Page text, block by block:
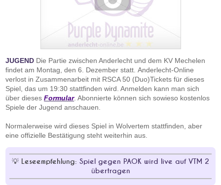
JUGEND Die Partie zwischen Anderlecht und dem KV Mechelen
findet am Montag, den 6. Dezember statt. Anderlecht-Online
verlost in Zusammenarbeit mit RSCA 50 (Duo)Tickets für dieses
Spiel, das um 19:30 stattfinden wird. Anmelden kann man sich
über diesesFormular. Abonnierte können sich sowieso kostenlos
Spiele der Jugend anschauen.
Normalerweise wird dieses Spiel in Wolvertem stattfinden, aber
eine offizielle Bestätigung steht weiterhin aus.
Leseempfehlung: Spiel gegen PAOK wird live auf VTM 2
übertragen